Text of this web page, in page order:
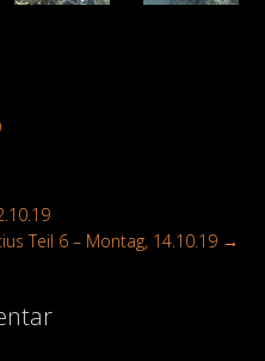
Teil 6 – Montag, 14.10.19 →